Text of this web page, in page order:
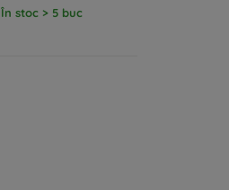
În stoc > 5 buc